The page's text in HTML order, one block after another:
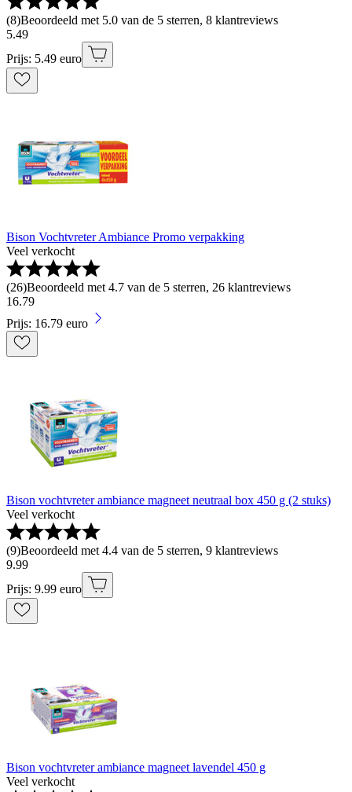
(8)Beoordeeld met 5.0 van de 5 sterren, 8 klantreviews
5.49
Prijs: 5.49 euro
Bison Vochtvreter Ambiance Promo verpakking
Veel verkocht
(26)Beoordeeld met 4.7 van de 5 sterren, 26 klantreviews
16.79
Prijs: 16.79 euro
Bison vochtvreter ambiance magneet neutraal box 450 g (2 stuks)
Veel verkocht
(9)Beoordeeld met 4.4 van de 5 sterren, 9 klantreviews
9.99
Prijs: 9.99 euro
Bison vochtvreter ambiance magneet lavendel 450 g
Veel verkocht